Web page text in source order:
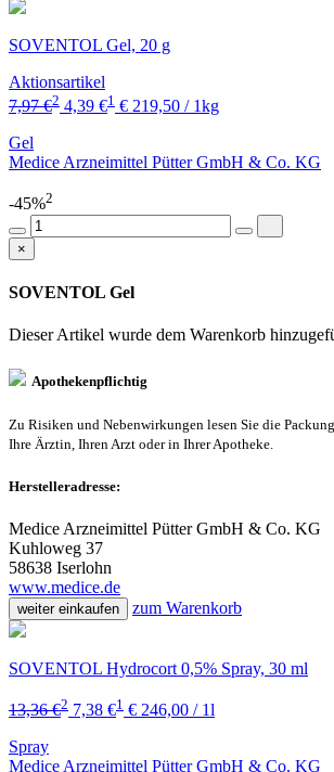
SOVENTOL Gel, 20 g
Aktionsartikel
7,97 €2 4,39 €1 € 219,50 / 1kg
Gel
Medice Arzneimittel Pütter GmbH & Co. KG
-45%2
×
SOVENTOL Gel
Dieser Artikel wurde dem Warenkorb
Apothekenpflichtig
Zu Risiken und Nebenwirkungen lesen Sie die
Ihre Ärztin, Ihren Arzt oder in Ihrer Apotheke.
Herstelleradresse:
Medice Arzneimittel Pütter GmbH & Co. KG
Kuhloweg 37
58638 Iserlohn
www.medice.de
weiter einkaufen zum Warenkorb
SOVENTOL Hydrocort 0,5% Spray, 30 ml
13,36 €2 7,38 €1 € 246,00 / 1l
Spray
Medice Arzneimittel Pütter GmbH & Co. KG